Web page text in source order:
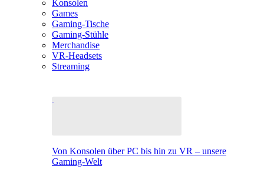
Konsolen
Games
Gaming-Tische
Gaming-Stühle
Merchandise
VR-Headsets
Streaming
Von Konsolen über PC bis hin zu VR – unsere
Gaming-Welt